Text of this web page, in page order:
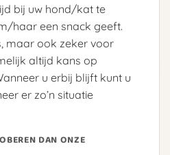
bij uw hond/kat te
haar een snack geeft.
maar ook zeker voor
altijd kans op
u erbij blijft kunt u
er zo’n situatie
DAN ONZE